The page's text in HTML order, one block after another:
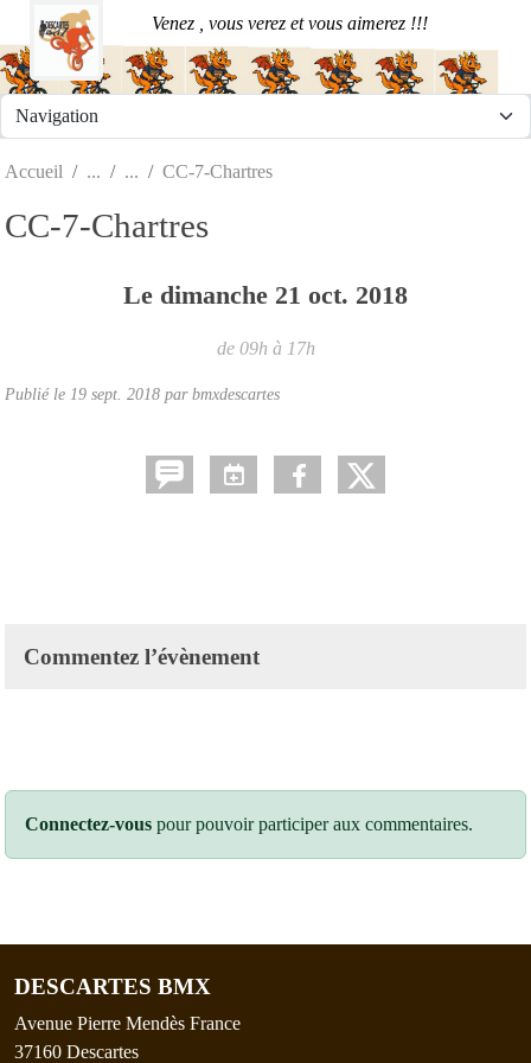
Venez , vous verez et vous aimerez !!!
Accueil CC-7-Chartres
CC-7-Chartres
Le dimanche 21 oct. 2018
de 09h à 17h
Publié le 19 sept. 2018 parbmxdescartes
Commentez l’évènement
Connectez-vous pour pouvoir participer aux commentaires.
DESCARTES BMX
Avenue Pierre Mendès France
37160 Descartes
Panneau de gestion des cookies